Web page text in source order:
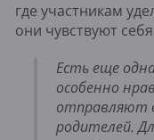
где участникам
они чувствуют
Есть еще
особенно
отправляют
родителей.